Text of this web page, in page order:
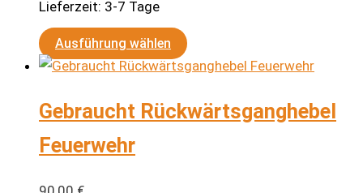
Lieferzeit: 3-7 Tage
Ausführung wählen
Dieses
Produkt
mehrere
Gebraucht Rückwärtsganghebel
Feuerwehr